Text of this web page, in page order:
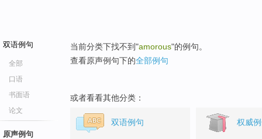
双语例句
全部
口语
书面语
论文
原声例句
当前分类下找不到"amorous"的例句。
查看原声例句下的全部例句
或者看看其他分类：
双语例句 权威